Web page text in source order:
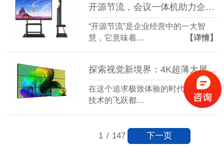
开源节流，会议一体机助力企业智慧升级！
“开源节流”是企业经营中的一大智
慧，它意味着…
【详情】
探索视觉新境界：4K超薄大屏拼接屏，重塑你的视界体验！
在这个追求极致体验的时代，每一次
技术的飞跃都…
【详情】
1 / 147 下一页